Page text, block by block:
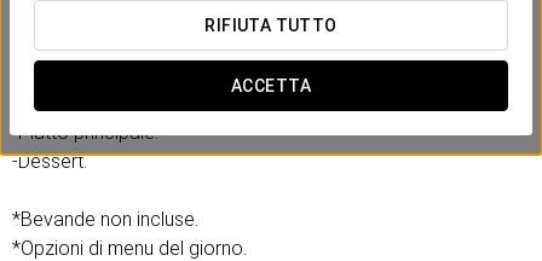
RIFIUTA TUTTO
ACCETTA
Include:
-Antipasto.
-Piatto principale.
-Dessert.
*Bevande non incluse.
*Opzioni di menu del giorno.